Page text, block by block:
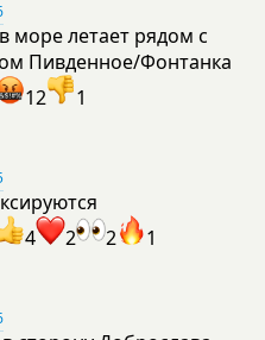
море летает рядом с
Пивденное/Фонтанка
12 1
4 2 2 1